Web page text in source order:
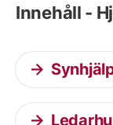
Innehåll -